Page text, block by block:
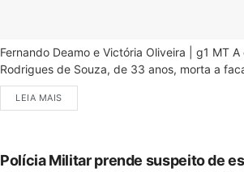
Fernando Deamo e Victória Oliveira | g1 MT
Rodrigues de Souza, de 33 anos, morta a
LEIA MAIS
Polícia Militar prende suspeito de